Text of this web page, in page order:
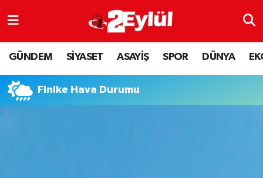
GÜNDEM SİYASET ASAYİŞ SPOR DÜNYA
Finike Hava Durumu
ASAYİŞ
DÜNYA
EKONOMİ
Nöbetçi Eczaneler
Hava Durumu
Eskişehir Namaz Vakitleri